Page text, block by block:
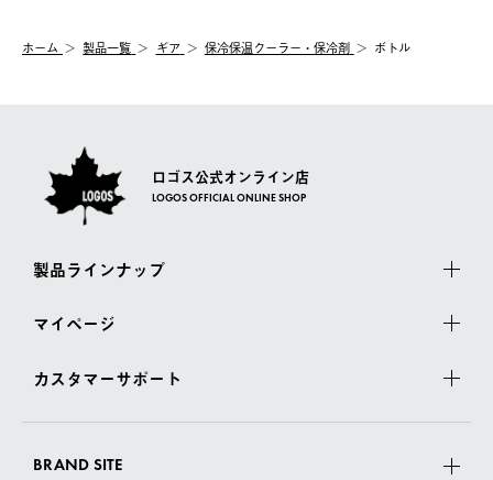
【配送業者】
佐川急便にて配送されます。
む）は受け付けておりません。
一度お手元の商品を返品いただき、ご希望商品を再注文してくだ
ホーム 製品一覧 ギア 保冷保温クーラー・保冷剤 ボトル
ロゴス公式オンライン店
LOGOS OFFICIAL ONLINE SHOP
製品ラインナップ
マイページ
カスタマーサポート
BRAND SITE